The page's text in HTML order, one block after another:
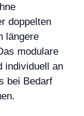
doppelten
längere
modulare
individuell an
bei Bedarf